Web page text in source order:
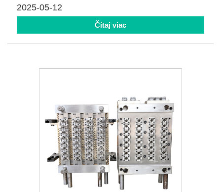
2025-05-12
Čítaj viac